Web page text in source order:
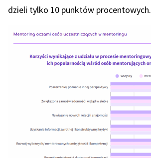
dzieli tylko 10 punktów procentowych.